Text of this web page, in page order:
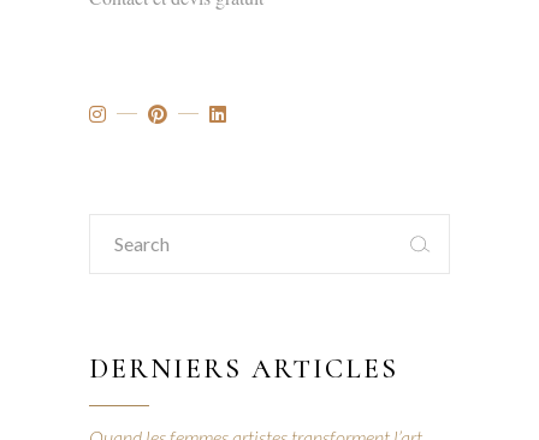
Search
for:
DERNIERS ARTICLES